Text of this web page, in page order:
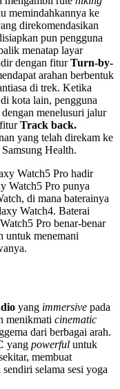
memindahkannya ke
direkomendasikan
pun pengguna
menatap layar
dengan fiturTurn-by-
arahan berbentuk
di trek. Ketika
kota lain, pengguna
menelusuri jalur
Track back.
yang telah direkam ke
Health.
Watch5 Pro hadir
Watch5 Pro punya
di mana baterainya
Watch4. Baterai
Pro benar-benar
untuk menemani
yang immersive pada
menikmati cinematic
dari berbagai arah.
yang powerful untuk
membuat
selama sesi yoga